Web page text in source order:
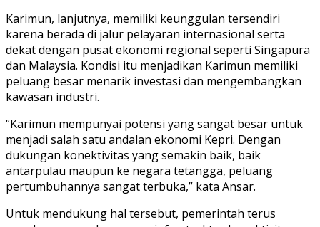
Karimun, lanjutnya, memiliki keunggulan tersendiri
karena berada di jalur pelayaran internasional serta
dekat dengan pusat ekonomi regional seperti Singapura
dan Malaysia. Kondisi itu menjadikan Karimun memiliki
peluang besar menarik investasi dan mengembangkan
kawasan industri.
“Karimun mempunyai potensi yang sangat besar untuk
menjadi salah satu andalan ekonomi Kepri. Dengan
dukungan konektivitas yang semakin baik, baik
antarpulau maupun ke negara tetangga, peluang
pertumbuhannya sangat terbuka,” kata Ansar.
Untuk mendukung hal tersebut, pemerintah terus